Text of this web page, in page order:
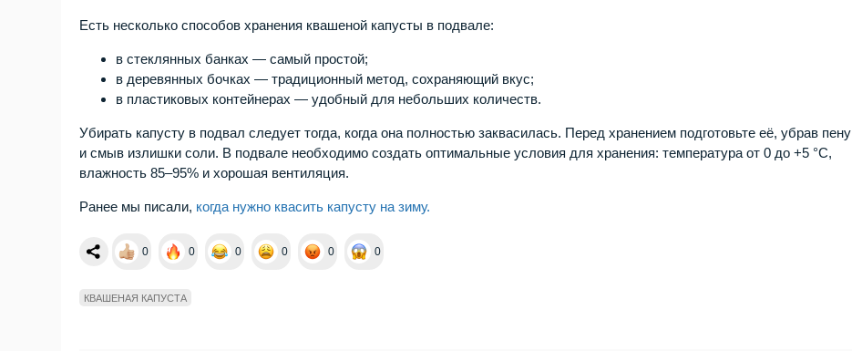
Есть несколько способов хранения квашеной капусты в подвале:
в стеклянных банках — самый простой;
в деревянных бочках — традиционный метод, сохраняющий вкус;
в пластиковых контейнерах — удобный для небольших количеств.
Убирать капусту в подвал следует тогда, когда она полностью заквасилась. Перед хранением подготовьте её, убрав пену
и смыв излишки соли. В подвале необходимо создать оптимальные условия для хранения: температура от 0 до +5 °C,
влажность 85–95% и хорошая вентиляция.
Ранее мы писали, когда нужно квасить капусту на зиму.
0 0 0 0 0 0
КВАШЕНАЯ КАПУСТА